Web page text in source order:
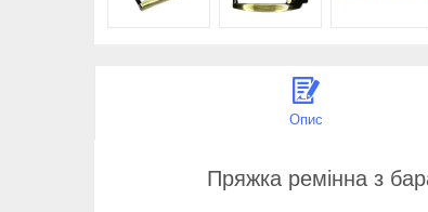
Опис
Пряжка ремінна з